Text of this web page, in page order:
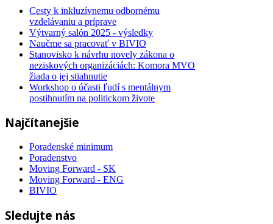
Cesty k inkluzívnemu odbornému
vzdelávaniu a príprave
Výtvarný salón 2025 - výsledky
Naučme sa pracovať v BIVIO
Stanovisko k návrhu novely zákona o
neziskových organizáciách: Komora MVO
žiada o jej stiahnutie
Workshop o účasti ľudí s mentálnym
postihnutím na politickom živote
Najčítanejšie
Poradenské minimum
Poradenstvo
Moving Forward - SK
Moving Forward - ENG
BIVIO
Sledujte nás